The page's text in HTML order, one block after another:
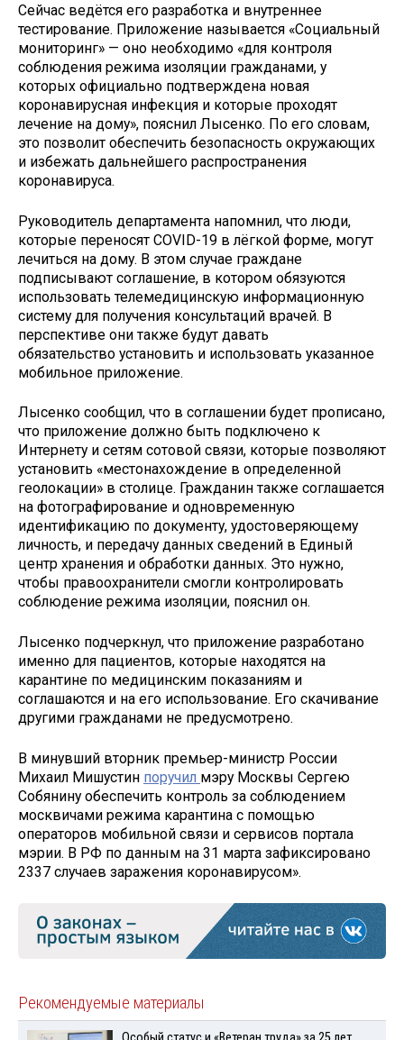
Сейчас ведётся его разработка и внутреннее
тестирование. Приложение называется «Социальный
мониторинг» — оно необходимо «для контроля
соблюдения режима изоляции гражданами, у
которых официально подтверждена новая
коронавирусная инфекция и которые проходят
лечение на дому», пояснил Лысенко. По его словам,
это позволит обеспечить безопасность окружающих
и избежать дальнейшего распространения
коронавируса.
Руководитель департамента напомнил, что люди,
которые переносят COVID-19 в лёгкой форме, могут
лечиться на дому. В этом случае граждане
подписывают соглашение, в котором обязуются
использовать телемедицинскую информационную
систему для получения консультаций врачей. В
перспективе они также будут давать
обязательство установить и использовать указанное
мобильное приложение.
Лысенко сообщил, что в соглашении будет прописано,
что приложение должно быть подключено к
Интернету и сетям сотовой связи, которые позволяют
установить «местонахождение в определенной
геолокации» в столице. Гражданин также соглашается
на фотографирование и одновременную
идентификацию по документу, удостоверяющему
личность, и передачу данных сведений в Единый
центр хранения и обработки данных. Это нужно,
чтобы правоохранители смогли контролировать
соблюдение режима изоляции, пояснил он.
Лысенко подчеркнул, что приложение разработано
именно для пациентов, которые находятся на
карантине по медицинским показаниям и
соглашаются и на его использование. Его скачивание
другими гражданами не предусмотрено.
В минувший вторник премьер-министр России
Михаил Мишустин поручил мэру Москвы Сергею
Собянину обеспечить контроль за соблюдением
москвичами режима карантина с помощью
операторов мобильной связи и сервисов портала
мэрии. В РФ по данным на 31 марта зафиксировано
2337 случаев заражения коронавирусом».
Рекомендуемые материалы